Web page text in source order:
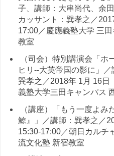
子、講師：大串尚代、余
カッサント：巽孝之／
17:00／慶應義塾大学 三
教室
（司会）特別講演会「ホ
ヒリ--大英帝国の影に」／
巽孝之／2018年 1月 16日
義塾大学三田キャンパス
（講座）「もう一度よみ
鯨』」／講師：巽孝之／
15:30-17:00／朝日カルチ
流文化塾 新宿教室